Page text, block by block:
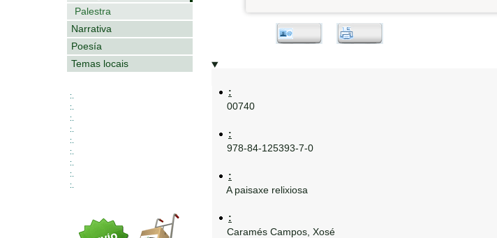
Palestra
Narrativa
Poesía
Temas locais
:.
:.
:.
:.
:.
:.
:.
:.
:.
:
00740
:
978-84-125393-7-0
:
A paisaxe relixiosa
:
Caramés Campos, Xosé